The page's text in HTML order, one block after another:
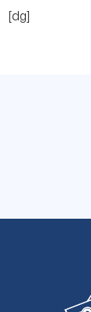
[dg]